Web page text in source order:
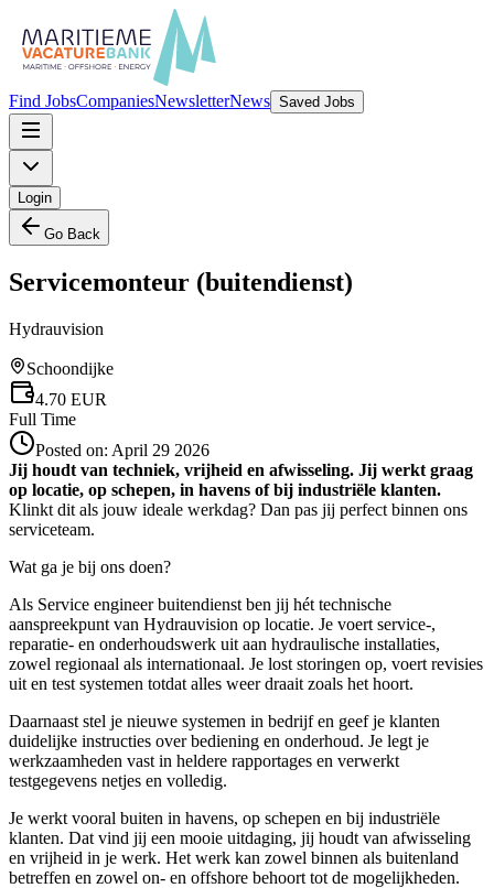
Find JobsCompaniesNewsletterNews Saved Jobs
Login
Go Back
Servicemonteur (buitendienst)
Hydrauvision
Schoondijke
4.70 EUR
Full Time
Posted on: April 29 2026
Jij houdt van techniek, vrijheid en afwisseling. Jij werkt graag
op locatie, op schepen, in havens of bij industriële klanten.
Klinkt dit als jouw ideale werkdag? Dan pas jij perfect binnen ons
serviceteam.
Wat ga je bij ons doen?
Als Service engineer buitendienst ben jij hét technische
aanspreekpunt van Hydrauvision op locatie. Je voert service-,
reparatie- en onderhoudswerk uit aan hydraulische installaties,
zowel regionaal als internationaal. Je lost storingen op, voert revisies
uit en test systemen totdat alles weer draait zoals het hoort.
Daarnaast stel je nieuwe systemen in bedrijf en geef je klanten
duidelijke instructies over bediening en onderhoud. Je legt je
werkzaamheden vast in heldere rapportages en verwerkt
testgegevens netjes en volledig.
Je werkt vooral buiten in havens, op schepen en bij industriële
klanten. Dat vind jij een mooie uitdaging, jij houdt van afwisseling
en vrijheid in je werk. Het werk kan zowel binnen als buitenland
betreffen en zowel on- en offshore behoort tot de mogelijkheden.